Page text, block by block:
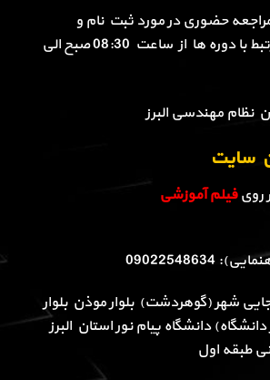
حضوری در مورد ثبت نام و
سوالات آموزشی مرتبط با دوره ها از ساعت 08:30 صبح الی
نظام مهندسی البرز
سایت
رویفیلم آموزشی
شهر (گوهردشت) بلوار موذن بلوار
دانشگاه پیام نور استان البرز
طبقه اول